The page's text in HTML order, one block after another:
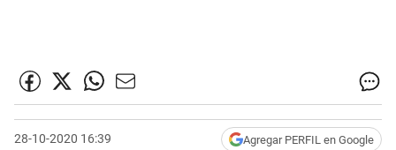
28-10-2020 16:39 Agregar PERFIL en Google